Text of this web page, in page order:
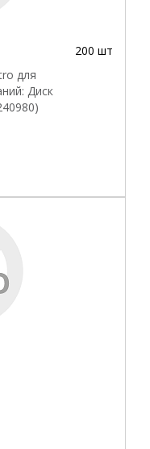
200 шт
для
Диск